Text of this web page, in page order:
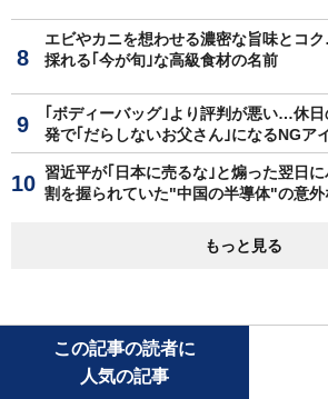
エビやカニを想わせる濃密な旨味とコ
採れる｢今が旬｣な高級食材の名前
｢ボディーバッグ｣より評判が悪い…休
発で｢だらしないお父さん｣になるNGア
習近平が｢日本に売るな｣と煽った翌日
割を握られていた"中国の半導体"の意外
もっと見る
この記事の読者に
人気の記事